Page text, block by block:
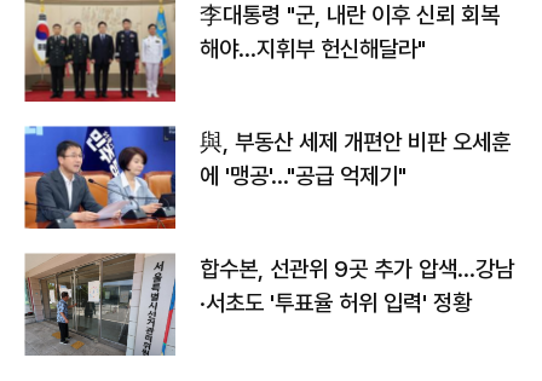
李대통령 "군, 내란 이후 신뢰 회복
해야…지휘부 헌신해달라"
與, 부동산 세제 개편안 비판 오세훈
에 '맹공'…"공급 억제기"
합수본, 선관위 9곳 추가 압색…강남
·서초도 '투표율 허위 입력' 정황